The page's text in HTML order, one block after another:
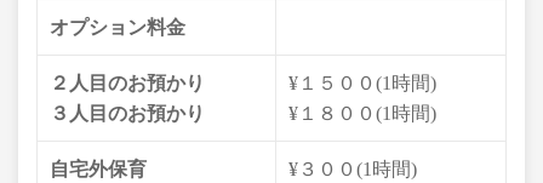
オプション料金
２人目のお預かり
３人目のお預かり
¥１５００(1時間)
¥１８００(1時間)
自宅外保育 ¥３００(1時間)